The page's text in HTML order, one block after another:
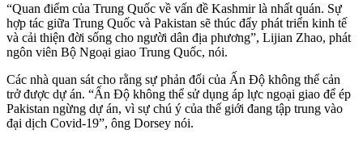
“Quan điểm của Trung Quốc về vấn đề Kashmir là nhất quán. Sự
hợp tác giữa Trung Quốc và Pakistan sẽ thúc đẩy phát triển kinh tế
và cải thiện đời sống cho người dân địa phương”, Lijian Zhao, phát
ngôn viên Bộ Ngoại giao Trung Quốc, nói.
Các nhà quan sát cho rằng sự phản đối của Ấn Độ không thể cản
trở được dự án. “Ấn Độ không thể sử dụng áp lực ngoại giao để ép
Pakistan ngừng dự án, vì sự chú ý của thế giới đang tập trung vào
đại dịch Covid-19”, ông Dorsey nói.